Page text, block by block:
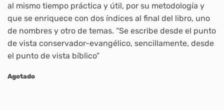
al mismo tiempo práctica y útil, por su metodología y
que se enriquece con dos índices al final del libro, uno
de nombres y otro de temas. “Se escribe desde el punto
de vista conservador-evangélico, sencillamente, desde
el punto de vista bíblico”
Agotado